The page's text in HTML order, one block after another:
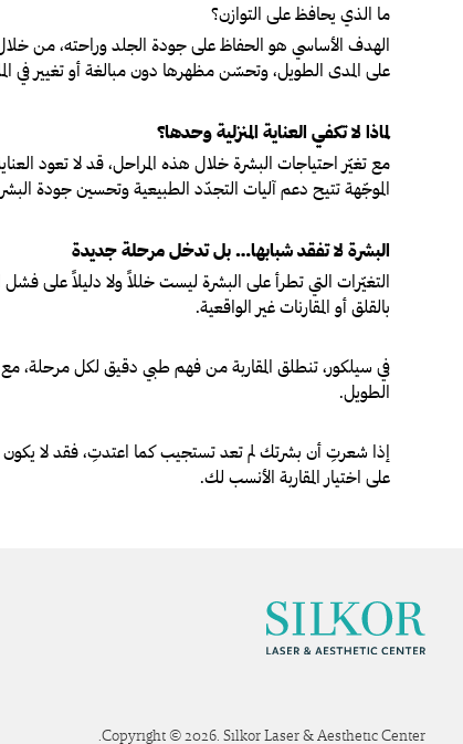
ما الذي يحافظ على التوازن؟
الهدف الأساسي هو الحفاظ على جودة الجلد وراحته، من
على المدى الطويل، وتحسّن مظهرها دون مبالغة أو تغيير في
لماذا لا تكفي العناية المنزلية وحدها؟
مع تغيّر احتياجات البشرة خلال هذه المراحل، قد لا تعود
الموجّهة تتيح دعم آليات التجدّد الطبيعية وتحسين جودة
البشرة لا تفقد شبابها… بل تدخل مرحلة جديدة
التغيّرات التي تطرأ على البشرة ليست خللاً ولا دليلاً على فشل
بالقلق أو المقارنات غير الواقعية.
في سيلكور، تنطلق المقاربة من فهم طبي دقيق لكل مرحلة،
الطويل.
إذا شعرتِ أن بشرتك لم تعد تستجيب كما اعتدتِ، فقد لا يكون
على اختيار المقاربة الأنسب لك.
Copyright © 2026. Silkor Laser & Aesthetic Center.